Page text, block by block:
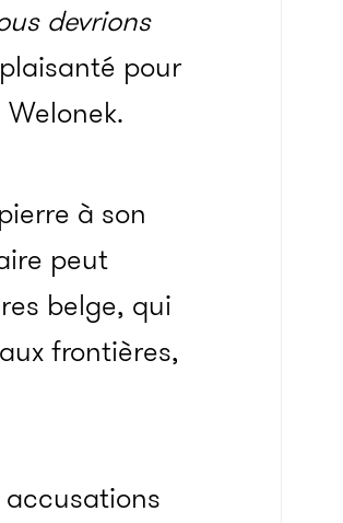
devrions
pour
à son
peut
belge, qui
aux frontières,